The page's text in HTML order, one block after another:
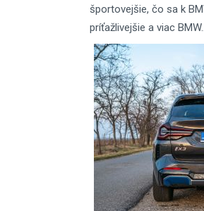
športovejšie, čo sa k
príťažlivejšie a viac